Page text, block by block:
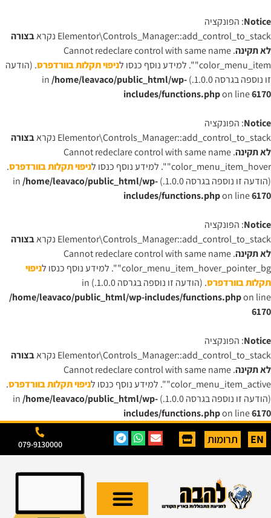
Notice: הפונקציה
Elementor\Controls_Manager::add_control_to_stack נקרא
בצורה
לא תקינה . Cannot redeclare control with same name
"color_menu_item". למידע נוסף כנסו ל
ניפוי תקלות בוורדפרס. (הודעה
זו נוספה בגרסה 1.0.0.) in
/home/leavaco/public_html/wp-
includes/functions.phpon line6170
Notice: הפונקציה
Elementor\Controls_Manager::add_control_to_stack נקרא
בצורה
לא תקינה . Cannot redeclare control with same name
"color_menu_item_hover". למידע נוסף כנסו ל
ניפוי תקלות בוורדפרס.
(הודעה זו נוספה בגרסה 1.0.0.) in
/home/leavaco/public_html/wp-
includes/functions.phpon line6170
Notice: הפונקציה
Elementor\Controls_Manager::add_control_to_stack נקרא
בצורה
לא תקינה . Cannot redeclare control with same name
"color_menu_item_hover_pointer_bg". למידע נוסף כנסו ל
ניפוי
תקלות בוורדפרס. (הודעה זו נוספה בגרסה 1.0.0.) in
/home/leavaco/public_html/wp-includes/functions.phpon line
6170
Notice: הפונקציה
Elementor\Controls_Manager::add_control_to_stack נקרא
בצורה
לא תקינה . Cannot redeclare control with same name
"color_menu_item_active". למידע נוסף כנסו ל
ניפוי תקלות בוורדפרס.
(הודעה זו נוספה בגרסה 1.0.0.) in
/home/leavaco/public_html/wp-
includes/functions.phpon line6170
EN תרומות 079-9130000